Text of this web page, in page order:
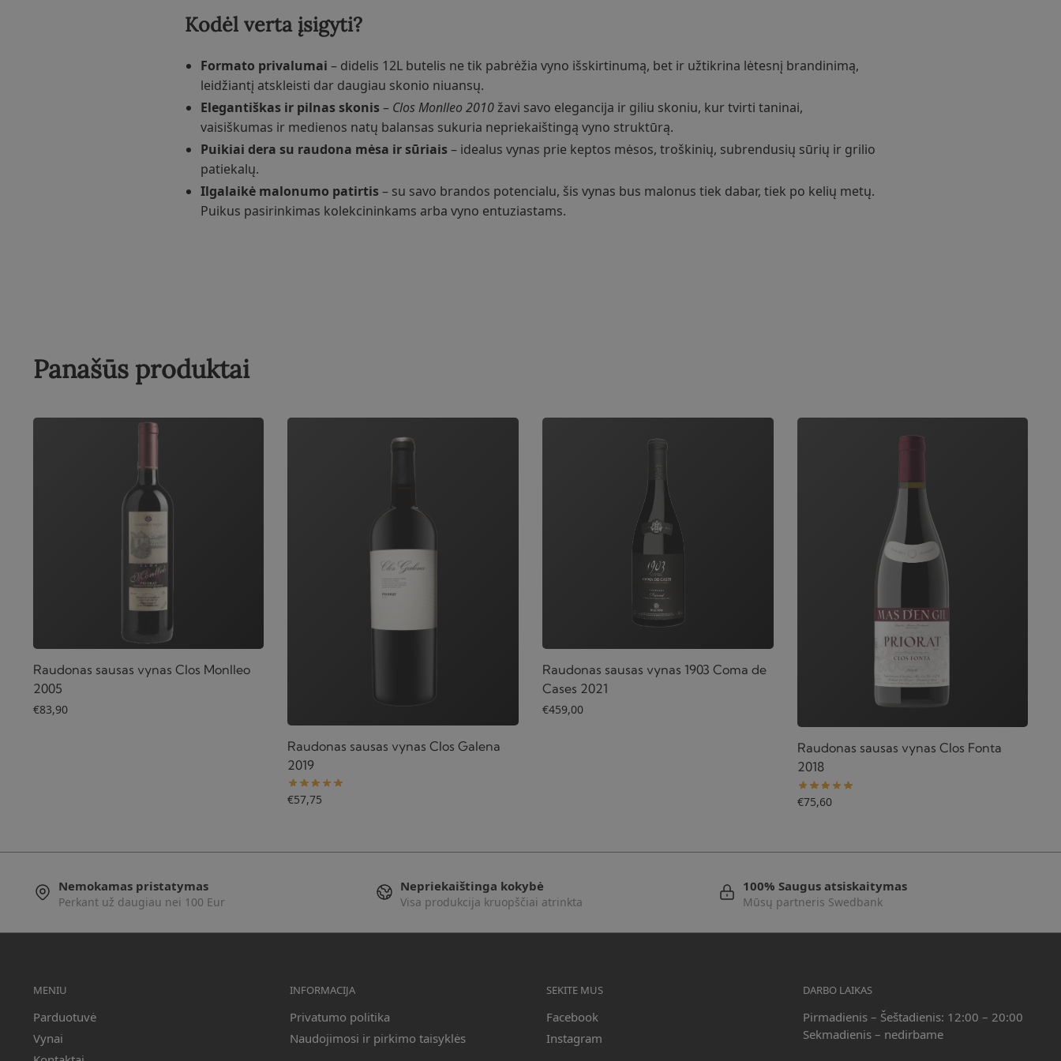
Kodėl verta įsigyti?
Formato privalumai – didelis 12L butelis ne tik pabrėžia vyno išskirtinumą, bet ir užtikrina lėtesnį brandinimą,
leidžiantį atskleisti dar daugiau skonio niuansų.
Elegantiškas ir pilnas skonis– Clos Monlleo 2010žavi savo elegancija ir giliu skoniu, kur tvirti taninai,
vaisiškumas ir medienos natų balansas sukuria nepriekaištingą vyno struktūrą.
Puikiai dera su raudona mėsa ir sūriais– idealus vynas prie keptos mėsos, troškinių, subrendusių sūrių ir grilio
patiekalų.
Ilgalaikė malonumo patirtis– su savo brandos potencialu, šis vynas bus malonus tiek dabar, tiek po kelių metų.
Puikus pasirinkimas kolekcininkams arba vyno entuziastams.
Panašūs produktai
Raudonas sausas vynas Clos Monlleo
2005
€83,90
Raudonas sausas vynas Clos Galena
2019
€57,75
Raudonas sausas vynas 1903 Coma de
Cases 2021
€459,00
Raudonas sausas vynas Clos Fonta
2018
€75,60
Nemokamas pristatymas
Perkant už daugiau nei 100 Eur
Nepriekaištinga kokybė
Visa produkcija kruopščiai atrinkta
100% Saugus atsiskaitymas
Mūsų partneris Swedbank
MENIU
Parduotuvė
Vynai
INFORMACIJA
Privatumo politika
Naudojimosi ir pirkimo taisyklės
SEKITE MUS
Facebook
Instagram
DARBO LAIKAS
Pirmadienis – Šeštadienis: 12:00 – 20:00
Sekmadienis – nedirbame